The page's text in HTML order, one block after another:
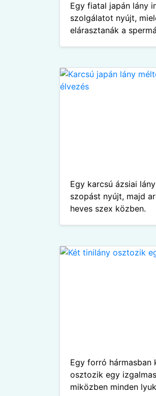
Egy fiatal japán lány
szolgálatot nyújt,
elárasztanák a
Egy karcsú ázsiai
szopást nyújt, majd
heves szex közben.
Egy forró hármasban
osztozik egy
miközben minden